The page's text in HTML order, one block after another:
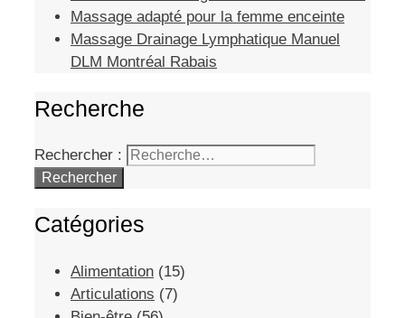
Massage adapté pour la femme enceinte
Massage Drainage Lymphatique Manuel
DLM Montréal Rabais
Recherche
Rechercher :
Catégories
Alimentation (15)
Articulations (7)